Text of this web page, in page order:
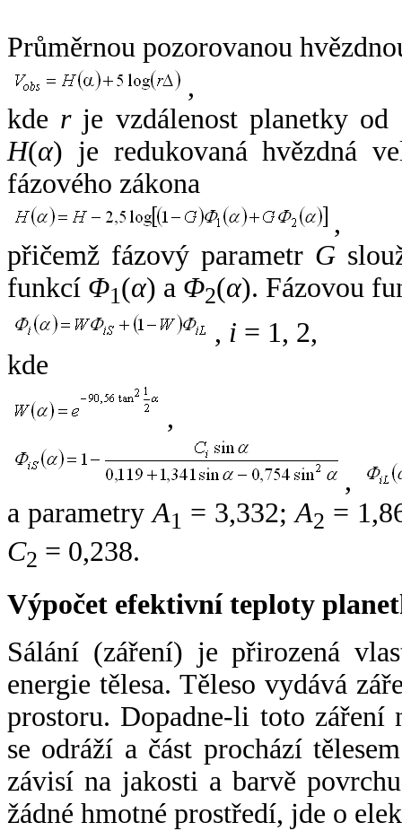
Průměrnou pozorovanou
,
kde rje vzdálenost planetky od
H(α) je redukovaná hvězdná
fázového zákona
,
přičemž fázový parametr G
funkcí Φ1(α) a Φ2(α). Fázovou
, i = 1, 2,
kde
,
,
a parametryA1 = 3,332;A2 =
C2 = 0,238.
Výpočet efektivní teploty
Sálání (záření) je přirozená
energie tělesa. Těleso vydává
prostoru. Dopadne-li toto záření
se odráží a část prochází
závisí na jakosti a barvě
žádné hmotné prostředí, jde o